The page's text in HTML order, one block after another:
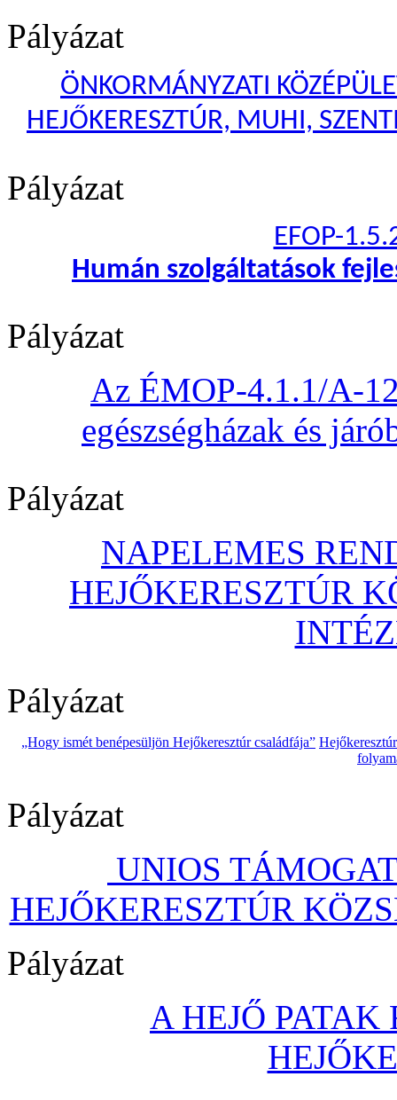
Pályázat
ÖNKORMÁNYZATI
HEJŐKERESZTÚR, MUHI,
Pályázat
EFOP-
Humán szolgáltatások
Pályázat
Az ÉMOP-4.1.1/A-
egészségházak és
Pályázat
NAPELEMES
HEJŐKERESZTÚR
Pályázat
„Hogy ismét benépesüljön Hejőkeresztúr családfája”
Pályázat
UNIOS
HEJŐKERESZTÚR
Pályázat
A HEJŐ